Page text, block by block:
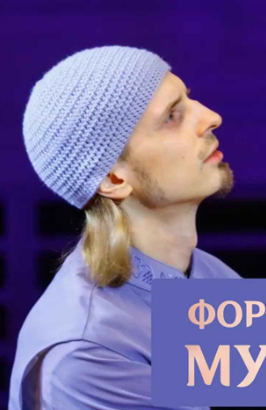
Икос 2
открывая, Богоотроковице,
в нищетных рубищах предстанеши ко
сего ради преодеяна была еси со славою
да исполнится на Тебе Давида
"Предста Царица одесную Тебе,
одеяна, преиспещрена". Егда же, яко
была еси и вся ко
устроишася, поведоста Тя
агницу во Иерусалим, воспевше Тебе
в рясны златыя девства и чистоты.
во вся доброты небесныя красоты.
всю славу девственную внутрь Себе
Божия, предстати одесную
одушевленный Кивоте Божий,